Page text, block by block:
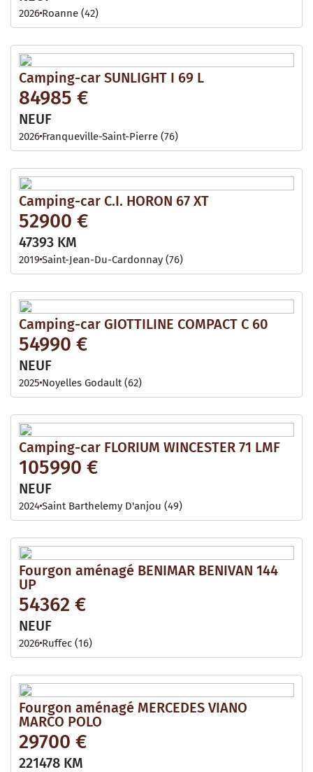
2026 Roanne (42)
Camping-car SUNLIGHT I 69 L
84985 €
NEUF
2026 Franqueville-Saint-Pierre (76)
Camping-car C.I. HORON 67 XT
52900 €
47393 KM
2019 Saint-Jean-Du-Cardonnay (76)
Camping-car GIOTTILINE COMPACT C 60
54990 €
NEUF
2025 Noyelles Godault (62)
Camping-car FLORIUM WINCESTER 71 LMF
105990 €
NEUF
2024Saint Barthelemy D'anjou (49)
Fourgon aménagé BENIMAR BENIVAN 144
UP
54362 €
NEUF
2026 Ruffec (16)
Fourgon aménagé MERCEDES VIANO
MARCO POLO
29700 €
221478 KM